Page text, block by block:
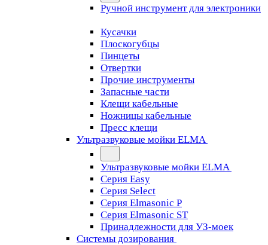
Ручной инструмент для электроники
Кусачки
Плоскогубцы
Пинцеты
Отвертки
Прочие инструменты
Запасные части
Клещи кабельные
Ножницы кабельные
Пресс клещи
Ультразвуковые мойки ELMA
Ультразвуковые мойки ELMA
Серия Easy
Серия Select
Серия Elmasonic P
Серия Elmasonic ST
Принадлежности для УЗ-моек
Системы дозирования